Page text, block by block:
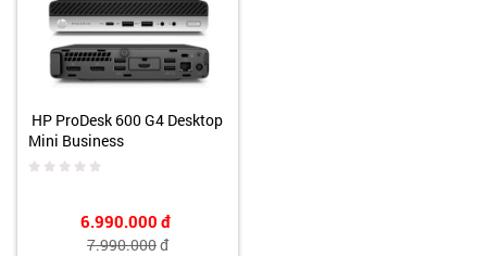
HP ProDesk 600 G4 Desktop
Mini Business
6.990.000 đ
7.990.000đ